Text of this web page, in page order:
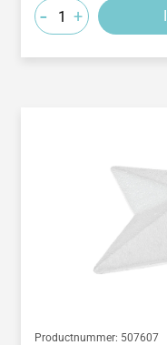
- +
Productnummer: 507607